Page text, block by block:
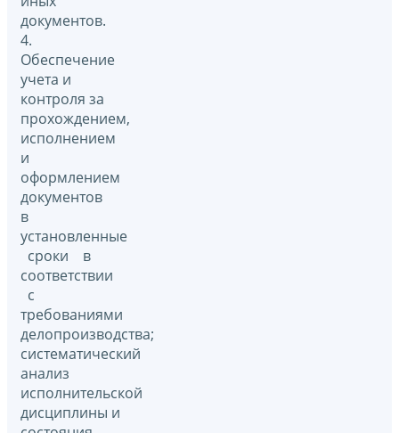
документов.
4.
Обеспечение
учета и
контроля за
прохождением,
исполнением
и
оформлением
документов
в
установленные
сроки в
соответствии
с
требованиями
делопроизводства;
систематический
анализ
исполнительской
дисциплины и